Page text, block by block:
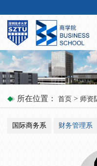
所在位置： 首页 > 师资
国际商务系 财务管理系